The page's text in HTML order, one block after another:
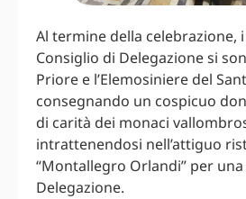
Al termine della celebrazione,
Consiglio di Delegazione si
Priore e l’Elemosiniere del
consegnando un cospicuo
di carità dei monaci
intrattenendosi nell’attiguo
“Montallegro Orlandi” per
Delegazione.